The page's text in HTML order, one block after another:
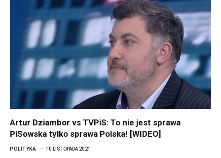
Artur Dziambor vs TVPiS: To nie jest sprawa
PiSowska tylko sprawa Polska! [WIDEO]
POLITYKA 10 LISTOPADA 2021